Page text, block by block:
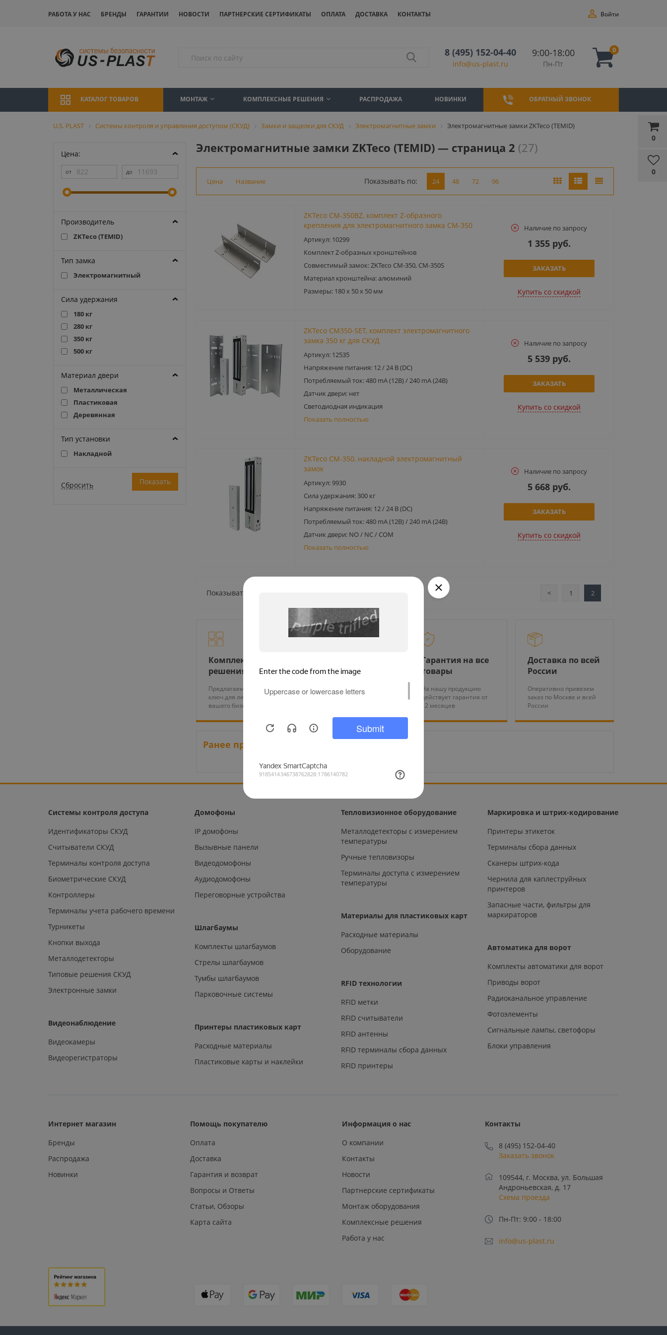
РАБОТА У НАС БРЕНДЫ ГАРАНТИИ НОВОСТИ ПАРТНЕРСКИЕ СЕРТИФИКАТЫ ОПЛАТА ДОСТАВКА КОНТАКТЫ
0
0
Войти
8 (495) 152-04-40
info@us-plast.ru
9:00-18:00
Пн-Пт
0
КАТАЛОГ ТОВАРОВ МОНТАЖ КОМПЛЕКСНЫЕ РЕШЕНИЯ РАСПРОДАЖА НОВИНКИ ОБРАТНЫЙ ЗВОНОК
U.S. PLAST Системы контроля и управления доступом (СКУД) Замки и защелки для СКУД Электромагнитные замки Электромагнитные замки ZKTeco (TEMID)
Цена:
Производитель
ZKTeco (TEMID)
Тип замка
Электромагнитный
Сила удержания
180 кг
280 кг
350 кг
500 кг
Материал двери
Металлическая
Пластиковая
Деревянная
Тип установки
Накладной
Электромагнитные замки ZKTeco (TEMID) — страница 2 (27)
Цена Название Показывать по: 24 48 72 96
ZKTeco CM-350BZ, комплект Z-образного
крепления для электромагнитного замка CM-350
Артикул: 10299
Комплект Z-образных кронштейнов
Совместимый замок: ZKTeco CM-350, CM-350S
Материал кронштейна: алюминий
Размеры: 180 х 50 х 50 мм
Наличие по запросу
1 355 руб.
ЗАКАЗАТЬ
Купить cо скидкой
ZKTeco CM350-SET, комплект электромагнитного
замка 350 кг для СКУД
Артикул: 12535
Напряжение питания: 12 / 24 В (DC)
Потребляемый ток: 480 mA (12В) / 240 mA (24В)
Датчик двери: нет
Светодиодная индикация
Показать полностью
Наличие по запросу
5 539 руб.
ЗАКАЗАТЬ
Купить cо скидкой
ZKTeco CM-350, накладной электромагнитный
замок
Артикул: 9930
Сила удержания: 300 кг
Напряжение питания: 12 / 24 В (DC)
Потребляемый ток: 480 mA (12В) / 240 mA (24В)
Датчик двери: NO / NC / COM
Показать полностью
Наличие по запросу
5 668 руб.
ЗАКАЗАТЬ
Купить cо скидкой
Показывать по: < 1 2
Комплексные
решения
Предлагаем проекты под
ключ для любых задач
вашего бизнеса
работы
Выполняем монтаж и
тех. обслуживание
Гарантия на все
товары
На нашу продукцию
действует гарантия от
12 месяцев
Доставка по всей
России
Оперативно привезем
заказ по Москве и всей
России
Ранее просмотренные товары
Системы контроля доступа
Идентификаторы СКУД
Считыватели СКУД
Терминалы контроля доступа
Биометрические СКУД
Контроллеры
Терминалы учета рабочего времени
Турникеты
Кнопки выхода
Металлодетекторы
Типовые решения СКУД
Электронные замки
Видеонаблюдение
Видеокамеры
Видеорегистраторы
Домофоны
IP домофоны
Вызывные панели
Видеодомофоны
Аудиодомофоны
Переговорные устройства
Шлагбаумы
Комплекты шлагбаумов
Стрелы шлагбаумов
Тумбы шлагбаумов
Парковочные системы
Принтеры пластиковых карт
Расходные материалы
Пластиковые карты и наклейки
Тепловизионное оборудование
Металлодетекторы с измерением
температуры
Ручные тепловизоры
Терминалы доступа с измерением
температуры
Материалы для пластиковых карт
Расходные материалы
Оборудование
RFID технологии
RFID метки
RFID считыватели
RFID антенны
RFID терминалы сбора данных
RFID принтеры
Маркировка и штрих-кодирование
Принтеры этикеток
Терминалы сбора данных
Сканеры штрих-кода
Чернила для каплеструйных
принтеров
Запасные части, фильтры для
маркираторов
Автоматика для ворот
Комплекты автоматики для ворот
Приводы ворот
Радиоканальное управление
Фотоэлементы
Сигнальные лампы, светофоры
Блоки управления
Интернет магазин
Бренды
Распродажа
Новинки
Помощь покупателю
Оплата
Доставка
Гарантия и возврат
Вопросы и Ответы
Статьи, Обзоры
Карта сайта
Информация о нас
О компании
Контакты
Новости
Партнерские сертификаты
Монтаж оборудования
Комплексные решения
Работа у нас
Контакты
8 (495) 152-04-40
Заказать звонок
109544, г. Москва, ул. Большая
Андроньевская, д. 17
Схема проезда
Пн-Пт: 9:00 - 18:00
info@us-plast.ru